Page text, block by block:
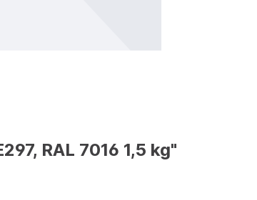
RAL 7016 1,5 kg"